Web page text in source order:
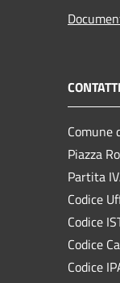
CONTATTI
Comune
Piazza
Partita
Codice
Codice
Codice
Codice